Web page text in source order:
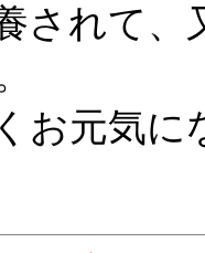
されて、
お元気